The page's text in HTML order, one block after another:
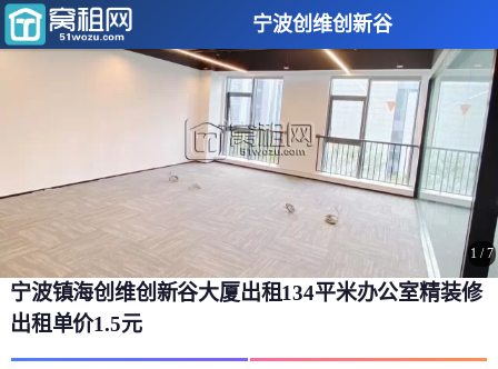
宁波创维创新谷
1 /7
宁波镇海创维创新谷大厦出租134平米办公室精装修
出租单价1.5元